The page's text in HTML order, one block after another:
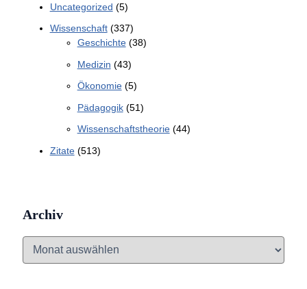
Uncategorized (5)
Wissenschaft(337)
Geschichte(38)
Medizin (43)
Ökonomie(5)
Pädagogik(51)
Wissenschaftstheorie(44)
Zitate(513)
Archiv